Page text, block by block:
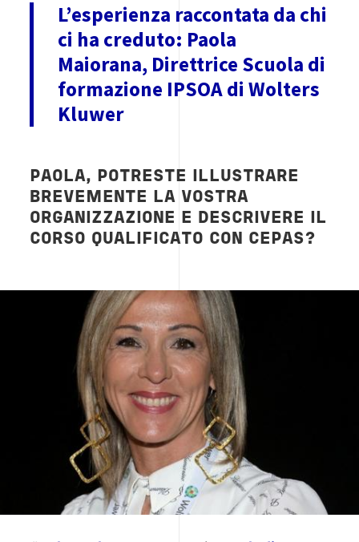
L’esperienza raccontata da chi
ci ha creduto: Paola
Maiorana, Direttrice Scuola di
formazione IPSOA di Wolters
Kluwer
PAOLA, POTRESTE ILLUSTRARE
BREVEMENTE LA VOSTRA
ORGANIZZAZIONE E DESCRIVERE IL
CORSO QUALIFICATO CON CEPAS?